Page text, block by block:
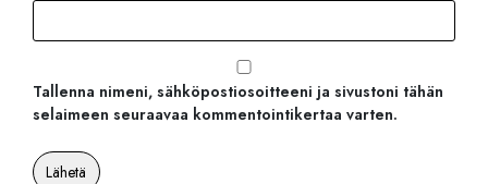
Tallenna nimeni, sähköpostiosoitteeni ja sivustoni tähän
selaimeen seuraavaa kommentointikertaa varten.